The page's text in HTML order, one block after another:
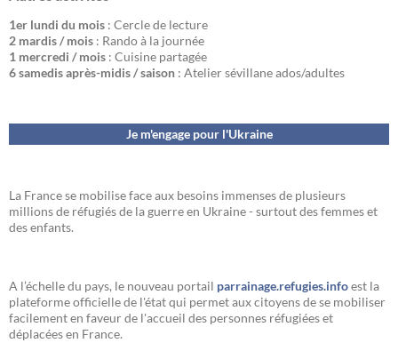
1er lundi du mois : Cercle de lecture
2 mardis / mois : Rando à la journée
1 mercredi / mois : Cuisine partagée
6 samedis après-midis / saison : Atelier sévillane ados/adultes
Je m'engage pour l'Ukraine
La France se mobilise face aux besoins immenses de plusieurs
millions de réfugiés de la guerre en Ukraine - surtout des femmes et
des enfants.
A l’échelle du pays, le nouveau portail parrainage.refugies.infoest la
plateforme officielle de l'état qui permet aux citoyens de se mobiliser
facilement en faveur de l'accueil des personnes réfugiées et
déplacées en France.